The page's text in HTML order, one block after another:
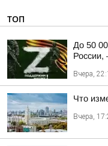
ТОП
До 50
Вчера,
Что
Вчера,